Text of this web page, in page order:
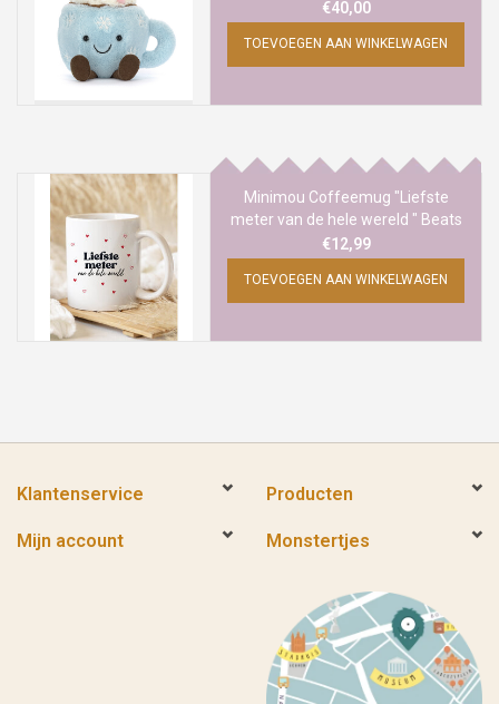
Merken
€40,00
TOEVOEGEN AAN WINKELWAGEN
Minimou Coffeemug "Liefste
meter van de hele wereld " Beats
of Love
€12,99
TOEVOEGEN AAN WINKELWAGEN
Klantenservice Producten
Mijn account Monstertjes